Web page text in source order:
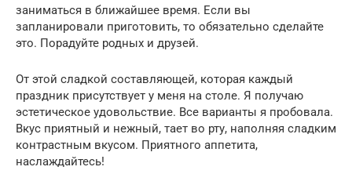
заниматься в ближайшее время. Если вы
запланировали приготовить, то обязательно сделайте
это. Порадуйте родных и друзей.
От этой сладкой составляющей, которая каждый
праздник присутствует у меня на столе. Я получаю
эстетическое удовольствие. Все варианты я пробовала.
Вкус приятный и нежный, тает во рту, наполняя сладким
контрастным вкусом. Приятного аппетита,
наслаждайтесь!